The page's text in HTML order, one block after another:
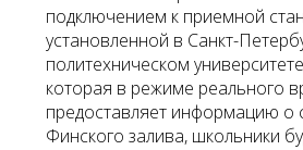
подключением к приемной
установленной в Санкт-
политехническом
которая в режиме реального
предоставляет информацию о
Финского залива, школьники